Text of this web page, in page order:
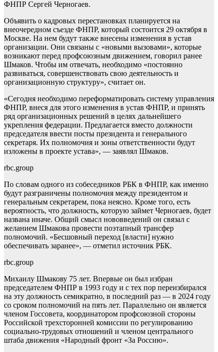
ФНПР Сергей Черногаев.
Объявить о кадровых перестановках планируется на
внеочередном съезде ФНПР, который состоится 29 октября в
Москве. На нем будут также внесены изменения в устав
организации. Они связаны с «новыми вызовами», которые
возникают перед профсоюзным движением, говорил ранее
Шмаков. Чтобы им отвечать, необходимо «постоянно
развиваться, совершенствовать свою деятельность и
организационную структуру», считает он.
«Сегодня необходимо переформатировать систему управления
ФНПР, внеся для этого изменения в устав ФНПР, и принять
ряд организационных решений в целях дальнейшего
укрепления федерации. Предлагается вместо должности
председателя ввести посты президента и генерального
секретаря. Их полномочия и зоны ответственности будут
изложены в проекте устава», — заявлял Шмаков.
rbc.group
По словам одного из собеседников РБК в ФНПР, как именно
будут разграничены полномочия между президентом и
генеральным секретарем, пока неясно. Кроме того, есть
вероятность, что должность, которую займет Черногаев, будет
названа иначе. Общий смысл нововведений он связал с
желанием Шмакова провести поэтапный трансфер
полномочий. «Бесшовный переход [власти] нужно
обеспечивать заранее», — отметил источник РБК.
rbc.group
Михаилу Шмакову 75 лет. Впервые он был избран
председателем ФНПР в 1993 году и с тех пор переизбирался
на эту должность семикратно, в последний раз — в 2024 году
со сроком полномочий на пять лет. Параллельно он является
членом Госсовета, координатором профсоюзной стороны
Российской трехсторонней комиссии по регулированию
социально-трудовых отношений и членом центрального
штаба движения «Народный фронт «За Россию».